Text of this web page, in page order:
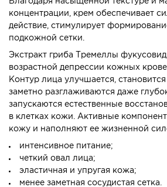
концентрации, крем обеспечивает
действие, стимулирует
подкожной сетки.
Экстракт гриба Тремеллы
возрастной депрессии кожных
Контур лица улучшается, становится
заметно разглаживаются даже
запускаются естественные
в клетках кожи. Активные
кожу и наполняют ее жизненной
интенсивное питание;
четкий овал лица;
эластичная и упругая кожа;
менее заметная сосудистая сетка.